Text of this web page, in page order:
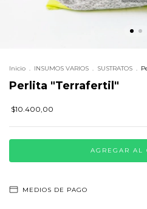
Inicio . INSUMOS VARIOS . SUSTRATOS .
Perlita "Terrafertil"
$10.400,00
MEDIOS DE PAGO